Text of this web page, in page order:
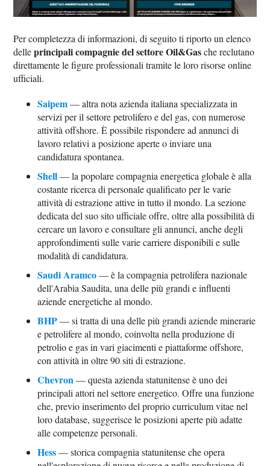
Per completezza di informazioni, di seguito ti riporto un elenco
delleprincipali compagnie del settore Oil&Gasche reclutano
direttamente le figure professionali tramite le loro risorse online
ufficiali.
Saipem— altra nota azienda italiana specializzata in
servizi per il settore petrolifero e del gas, con numerose
attività offshore. È possibile rispondere ad annunci di
lavoro relativi a posizione aperte o inviare una
candidatura spontanea.
Shell— la popolare compagnia energetica globale è alla
costante ricerca di personale qualificato per le varie
attività di estrazione attive in tutto il mondo. La sezione
dedicata del suo sito ufficiale offre, oltre alla possibilità di
cercare un lavoro e consultare gli annunci, anche degli
approfondimenti sulle varie carriere disponibili e sulle
modalità di candidatura.
Saudi Aramco— è la compagnia petrolifera nazionale
dell'Arabia Saudita, una delle più grandi e influenti
aziende energetiche al mondo.
BHP— si tratta di una delle più grandi aziende minerarie
e petrolifere al mondo, coinvolta nella produzione di
petrolio e gas in vari giacimenti e piattaforme offshore,
con attività in oltre 90 siti di estrazione.
Chevron— questa azienda statunitense è uno dei
principali attori nel settore energetico. Offre una funzione
che, previo inserimento del proprio curriculum vitae nel
loro database, suggerisce le posizioni aperte più adatte
alle competenze personali.
Hess— storica compagnia statunitense che opera